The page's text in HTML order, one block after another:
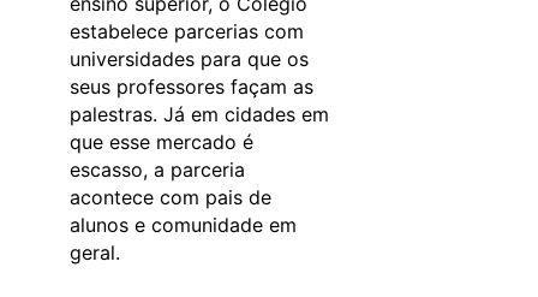
estabelece parcerias com
universidades para que os
seus professores façam as
palestras. Já em cidades em
que esse mercado é
escasso, a parceria
acontece com pais de
alunos e comunidade em
geral.